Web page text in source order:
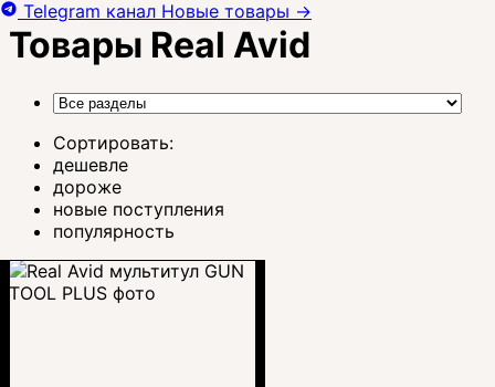
Товары Real Avid
Сортировать:
дешевле
дороже
новые поступления
популярность
Telegram канал Новые товары →